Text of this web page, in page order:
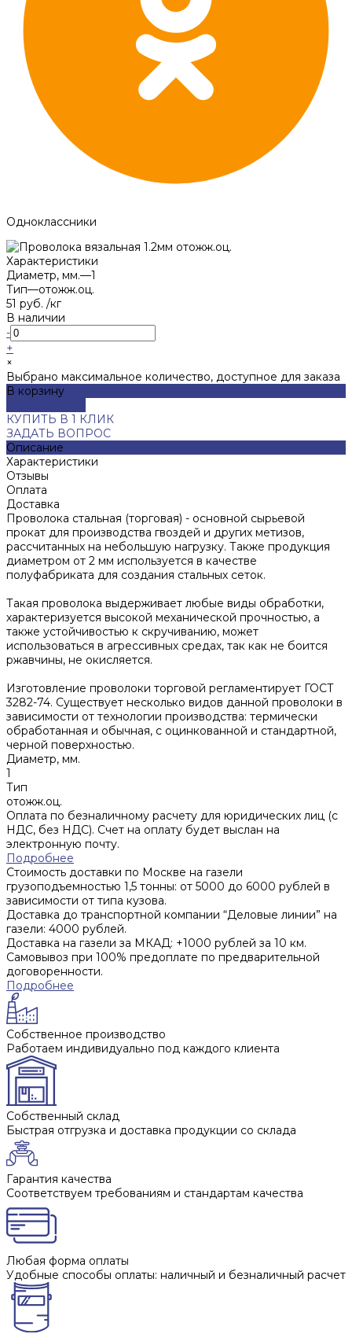
Одноклассники
Характеристики
Диаметр, мм.—1
Тип—отожж.оц.
51 руб. /кг
В наличии
-
+
×
Выбрано максимальное количество, доступное для заказа
В корзину
КУПИТЬ В 1 КЛИК
ЗАДАТЬ ВОПРОС
Описание
Характеристики
Отзывы
Оплата
Доставка
Проволока стальная (торговая) - основной сырьевой
прокат для производства гвоздей и других метизов,
рассчитанных на небольшую нагрузку. Также продукция
диаметром от 2 мм используется в качестве
полуфабриката для создания стальных сеток.
Такая проволока выдерживает любые виды обработки,
характеризуется высокой механической прочностью, а
также устойчивостью к скручиванию, может
использоваться в агрессивных средах, так как не боится
ржавчины, не окисляется.
Изготовление проволоки торговой регламентирует ГОСТ
3282-74. Существует несколько видов данной проволоки в
зависимости от технологии производства: термически
обработанная и обычная, с оцинкованной и стандартной,
черной поверхностью.
Диаметр, мм.
1
Тип
отожж.оц.
Оплата по безналичному расчету для юридических лиц (с
НДС, без НДС). Счет на оплату будет выслан на
электронную почту.
Подробнее
Стоимость доставки по Москве на газели
грузоподъемностью 1,5 тонны: от 5000 до 6000 рублей в
зависимости от типа кузова.
Доставка до транспортной компании “Деловые линии” на
газели: 4000 рублей.
Доставка на газели за МКАД: +1000 рублей за 10 км.
Самовывоз при 100% предоплате по предварительной
договоренности.
Подробнее
Собственное производство
Работаем индивидуально под каждого клиента
Собственный склад
Быстрая отгрузка и доставка продукции со склада
Гарантия качества
Соответствуем требованиям и стандартам качества
Любая форма оплаты
Удобные способы оплаты: наличный и безналичный расчет